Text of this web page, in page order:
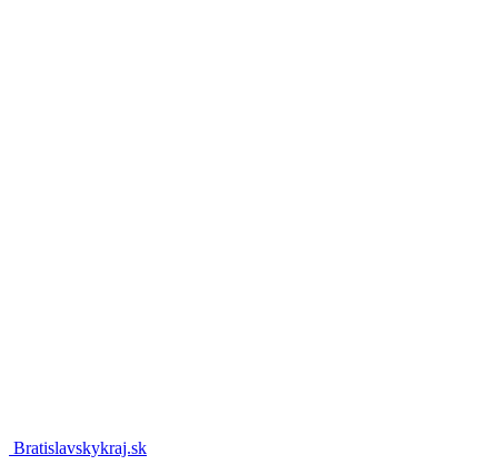
Bratislavskykraj.sk